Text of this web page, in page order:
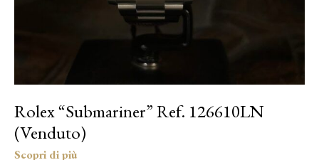
Rolex “Submariner” Ref. 126610LN
(Venduto)